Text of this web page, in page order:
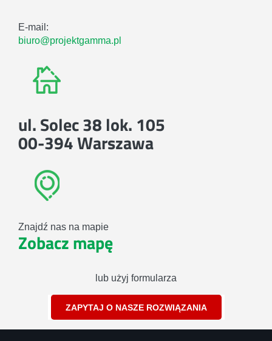
E-mail:
biuro@projektgamma.pl
ul. Solec 38 lok. 105
00-394 Warszawa
Znajdź nas na mapie
Zobacz mapę
lub użyj formularza
ZAPYTAJ O NASZE ROZWIĄZANIA